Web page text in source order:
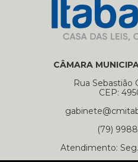
CÂMARA
Rua Sebastião
CEP:
(79)
Atendimento: Seg.